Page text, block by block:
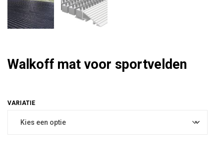
Walkoff mat voor sportvelden